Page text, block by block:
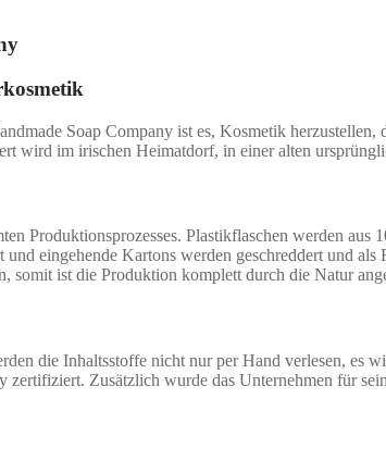
Soap Company ist es, Kosmetik
wird im irischen Heimatdorf, in einer alten
Produktionsprozesses. Plastikflaschen werden
eingehende Kartons werden geschreddert und
somit ist die Produktion komplett durch die Natur
die Inhaltsstoffe nicht nur per Hand verlesen, es
zertifiziert. Zusätzlich wurde das Unternehmen für